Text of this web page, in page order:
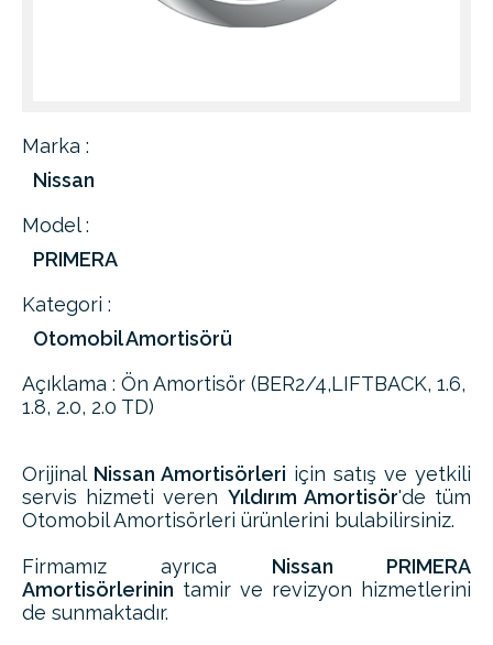
Marka :
Nissan
Model :
PRIMERA
Kategori :
Otomobil Amortisörü
Açıklama : Ön Amortisör (BER2/4,LIFTBACK, 1.6,
1.8, 2.0, 2.0 TD)
Orijinal Nissan Amortisörleri için satış ve yetkili
servis hizmeti veren Yıldırım Amortisör'de tüm
Otomobil Amortisörleri ürünlerini bulabilirsiniz.
Firmamız ayrıca Nissan PRIMERA
Amortisörlerinin tamir ve revizyon hizmetlerini
de sunmaktadır.